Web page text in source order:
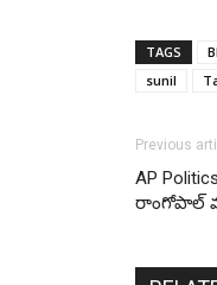
TAGS
sunil
Previous
AP
రాంగోపాల్